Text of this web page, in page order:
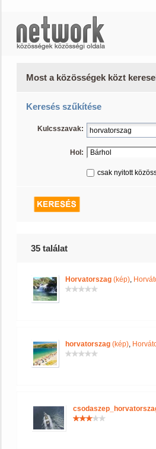
Most a közösségek közt
Keresés szűkítése
Kulcsszavak:
Hol:
csak nyitott
35 találat
Horvatorszag (kép),
horvatorszag (kép),